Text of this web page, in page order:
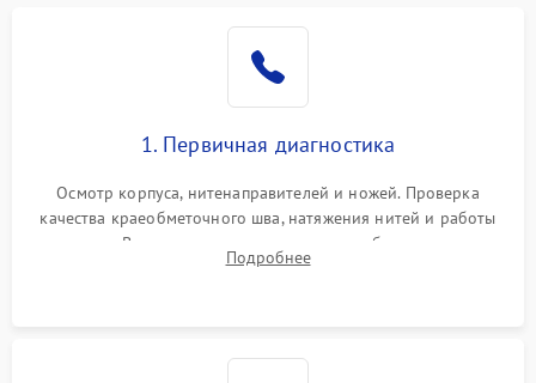
1. Первичная диагностика
Осмотр корпуса, нитенаправителей и ножей. Проверка
качества краеобметочного шва, натяжения нитей и работы
педали. Выявление пропусков стежков, обрывов нити,
заклинивания или тупого среза ткани на тестовом образце.
Подробнее